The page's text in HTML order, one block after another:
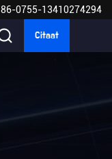
86-0755-13410274294
Citaat